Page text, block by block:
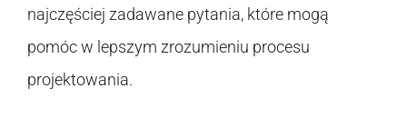
najczęściej zadawane pytania, które mogą
pomóc w lepszym zrozumieniu procesu
projektowania.